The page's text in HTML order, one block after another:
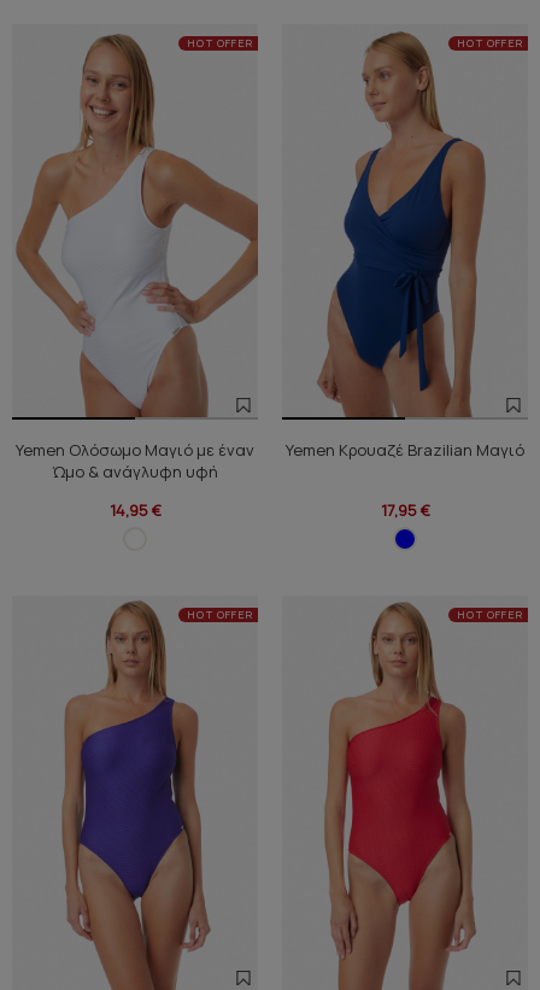
HOT OFFER
Yemen Ολόσωμο Μαγιό με έναν
Ώμο & ανάγλυφη υφή
14,95 €
HOT OFFER
Yemen Κρουαζέ Brazilian Μαγιό
17,95 €
HOT OFFER HOT OFFER